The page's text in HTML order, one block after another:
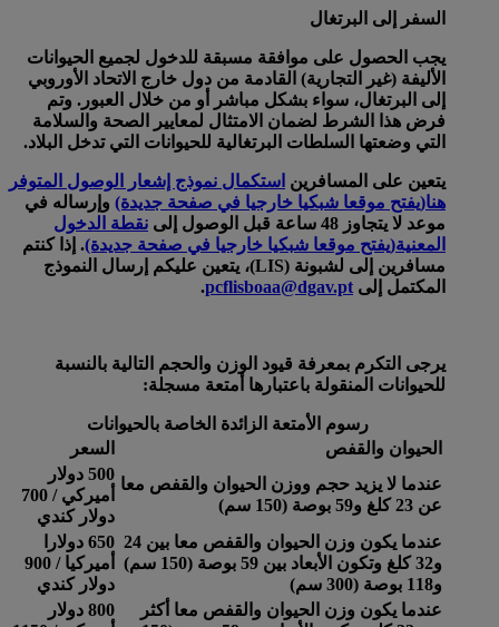
السفر إلى البرتغال
يجب الحصول على موافقة مسبقة للدخول لجميع الحيوانات
الأليفة (غير التجارية) القادمة من دول خارج الاتحاد الأوروبي
إلى البرتغال، سواء بشكل مباشر أو من خلال العبور. وتم
فرض هذا الشرط لضمان الامتثال لمعايير الصحة والسلامة
التي وضعتها السلطات البرتغالية للحيوانات التي تدخل البلاد.
يتعين على المسافرين استكمال نموذج إشعار الوصول المتوفر
هنا(يفتح موقعا شبكيا خارجيا في صفحة جديدة) وإرساله في
موعد لا يتجاوز 48 ساعة قبل الوصول إلى
نقطة الدخول
المعنية(يفتح موقعا شبكيا خارجيا في صفحة جديدة). إذا كنتم
مسافرين إلى لشبونة (LIS)، يتعين عليكم إرسال النموذج
المكتمل إلى pcflisboaa@dgav.pt
.
يرجى التكرم بمعرفة قيود الوزن والحجم التالية بالنسبة
للحيوانات المنقولة باعتبارها أمتعة مسجلة:
رسوم الأمتعة الزائدة الخاصة بالحيوانات
الحيوان والقفص
السعر
عندما لا يزيد حجم ووزن الحيوان والقفص معا
عن 23 كلغ و59 بوصة (150 سم)
500 دولار
أميركي / 700
دولار كندي
عندما يكون وزن الحيوان والقفص معا بين 24
و32 كلغ وتكون الأبعاد بين 59 بوصة (150 سم)
و118 بوصة (300 سم)
650 دولارا
أميركيا / 900
دولار كندي
عندما يكون وزن الحيوان والقفص معا أكثر
800 دولار